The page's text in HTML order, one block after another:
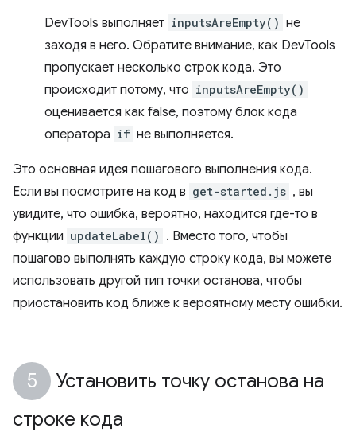
DevTools выполняет inputsAreEmpty() не
заходя в него. Обратите внимание, как DevTools
пропускает несколько строк кода. Это
происходит потому, что inputsAreEmpty()
оценивается как false, поэтому блок кода
оператора if не выполняется.
Это основная идея пошагового выполнения кода.
Если вы посмотрите на код в get-started.js , вы
увидите, что ошибка, вероятно, находится где-то в
функции updateLabel() . Вместо того, чтобы
пошагово выполнять каждую строку кода, вы можете
использовать другой тип точки останова, чтобы
приостановить код ближе к вероятному месту ошибки.
Установить точку останова на
строке кода